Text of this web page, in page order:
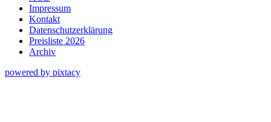
Impressum
Kontakt
Datenschutzerklärung
Preisliste 2026
Archiv
powered by pixtacy